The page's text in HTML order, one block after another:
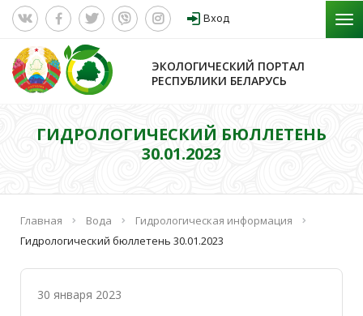
Вход
ЭКОЛОГИЧЕСКИЙ ПОРТАЛ
РЕСПУБЛИКИ БЕЛАРУСЬ
ГИДРОЛОГИЧЕСКИЙ БЮЛЛЕТЕНЬ
30.01.2023
Главная Вода
Гидрологическая информация
Гидрологический бюллетень 30.01.2023
30 января 2023